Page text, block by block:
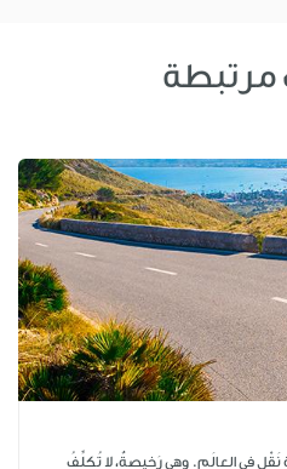
مرتبطة
نَقْلٍ في العالَمِ. وهي رَخيصةٌ، لا تُكلِّفُ